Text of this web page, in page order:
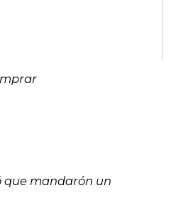
que mandarón un